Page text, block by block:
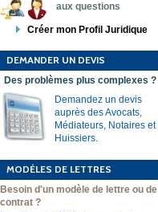
aux questions
Créer mon Profil Juridique
DEMANDER UN DEVIS
Des problèmes plus complexes ?
Demandez un devis
auprès des Avocats,
Médiateurs, Notaires et
Huissiers.
MODÈLES DE LETTRES
Besoin d'un modèle de lettre ou de
contrat ?